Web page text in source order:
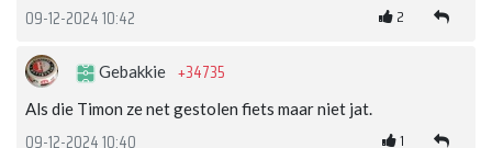
09-12-2024 10:42 2
Gebakkie +34735
Als die Timon ze net gestolen fiets maar niet jat.
09-12-2024 10:40 1